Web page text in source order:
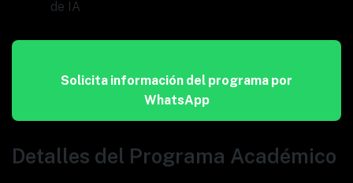
de IA
Solicita información del programa por
WhatsApp
Detalles del Programa Académico